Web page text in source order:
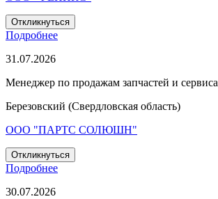
Откликнуться
Подробнее
31.07.2026
Менеджер по продажам запчастей и сервиса
Березовский (Свердловская область)
ООО "ПАРТС СОЛЮШН"
Откликнуться
Подробнее
30.07.2026